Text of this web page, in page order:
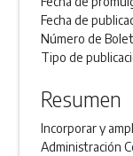
Fecha de
Número de
Tipo de
Resumen
Incorporar y
Administración